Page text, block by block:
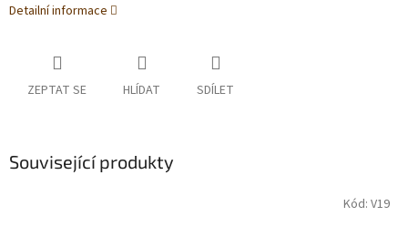
Detailní informace
ZEPTAT SE HLÍDAT SDÍLET
Související produkty
Kód: V19